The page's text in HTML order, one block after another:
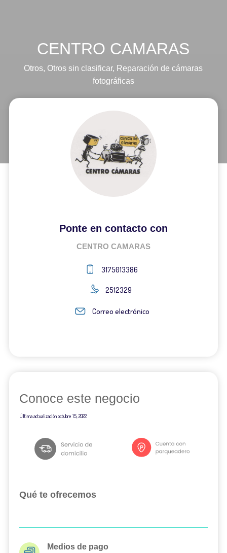
CENTRO CAMARAS
Otros, Otros sin clasificar, Reparación de cámaras
fotográficas
Ponte en contacto con
CENTRO CAMARAS
3175013386
2512329
Correo electrónico
Conoce este negocio
Última actualizaciónoctubre 15, 2022
Qué te ofrecemos
Medios de pago